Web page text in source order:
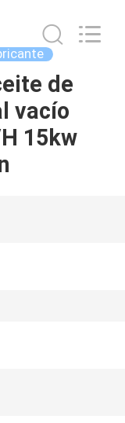
de
vacío
15kw